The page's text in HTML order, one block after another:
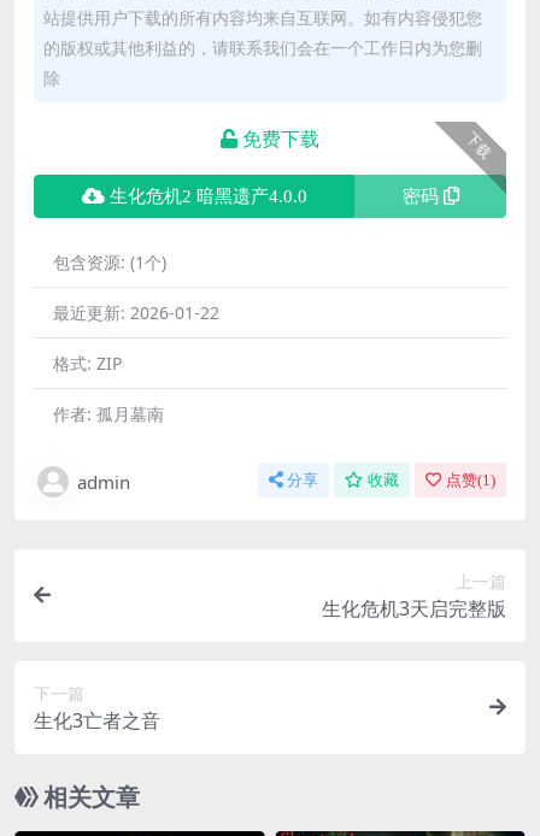
站提供用户下载的所有内容均来自互联网。如有内容侵犯您
的版权或其他利益的，请联系我们会在一个工作日内为您删
除
下载
免费下载
生化危机2 暗黑遗产4.0.0 密码
包含资源: (1个)
最近更新: 2026-01-22
格式: ZIP
作者: 孤月墓南
admin 分享 收藏 点赞(1 )
上一篇
生化危机3天启完整版
下一篇
生化3亡者之音
相关文章